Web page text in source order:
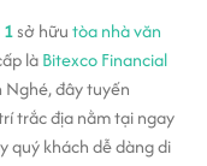
sở hữutòa nhà văn
làBitexco Financial
đây tuyến
trắc địa nằm tại ngay
quý khách dễ dàng di